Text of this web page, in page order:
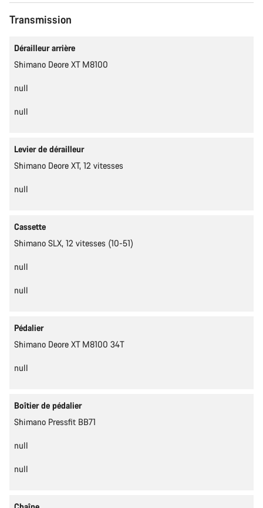
Transmission
Dérailleur arrière
Shimano Deore XT M8100
null
null
Levier de dérailleur
Shimano Deore XT, 12 vitesses
null
Cassette
Shimano SLX, 12 vitesses (10-51)
null
null
Pédalier
Shimano Deore XT M8100 34T
null
Boîtier de pédalier
Shimano Pressfit BB71
null
null